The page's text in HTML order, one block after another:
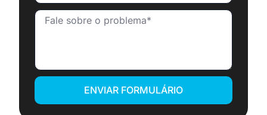
ENVIAR FORMULÁRIO